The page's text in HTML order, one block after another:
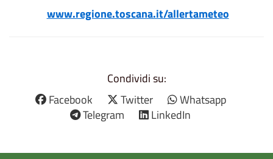
www.regione.toscana.it/allertameteo
Condividi su:
Facebook
Twitter
Whatsapp
Telegram
LinkedIn